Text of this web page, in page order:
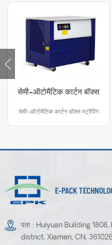
सेमी-ऑटोमैटिक कार्टन बॉक्स
सेमी-ऑटोमैटिक कार्टन बॉक्स स्ट्रैपिंग
बाजार पर सामान्य प्रयोजन के
E-PACK
पता : Huiyuan Building
district, Xiamen, CN, 361026